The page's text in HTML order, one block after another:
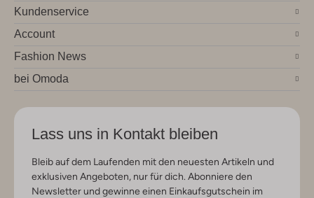
Kundenservice
Account
Fashion News
bei Omoda
Lass uns in Kontakt bleiben
Bleib auf dem Laufenden mit den neuesten Artikeln und
exklusiven Angeboten, nur für dich. Abonniere den
Newsletter und gewinne einen Einkaufsgutschein im